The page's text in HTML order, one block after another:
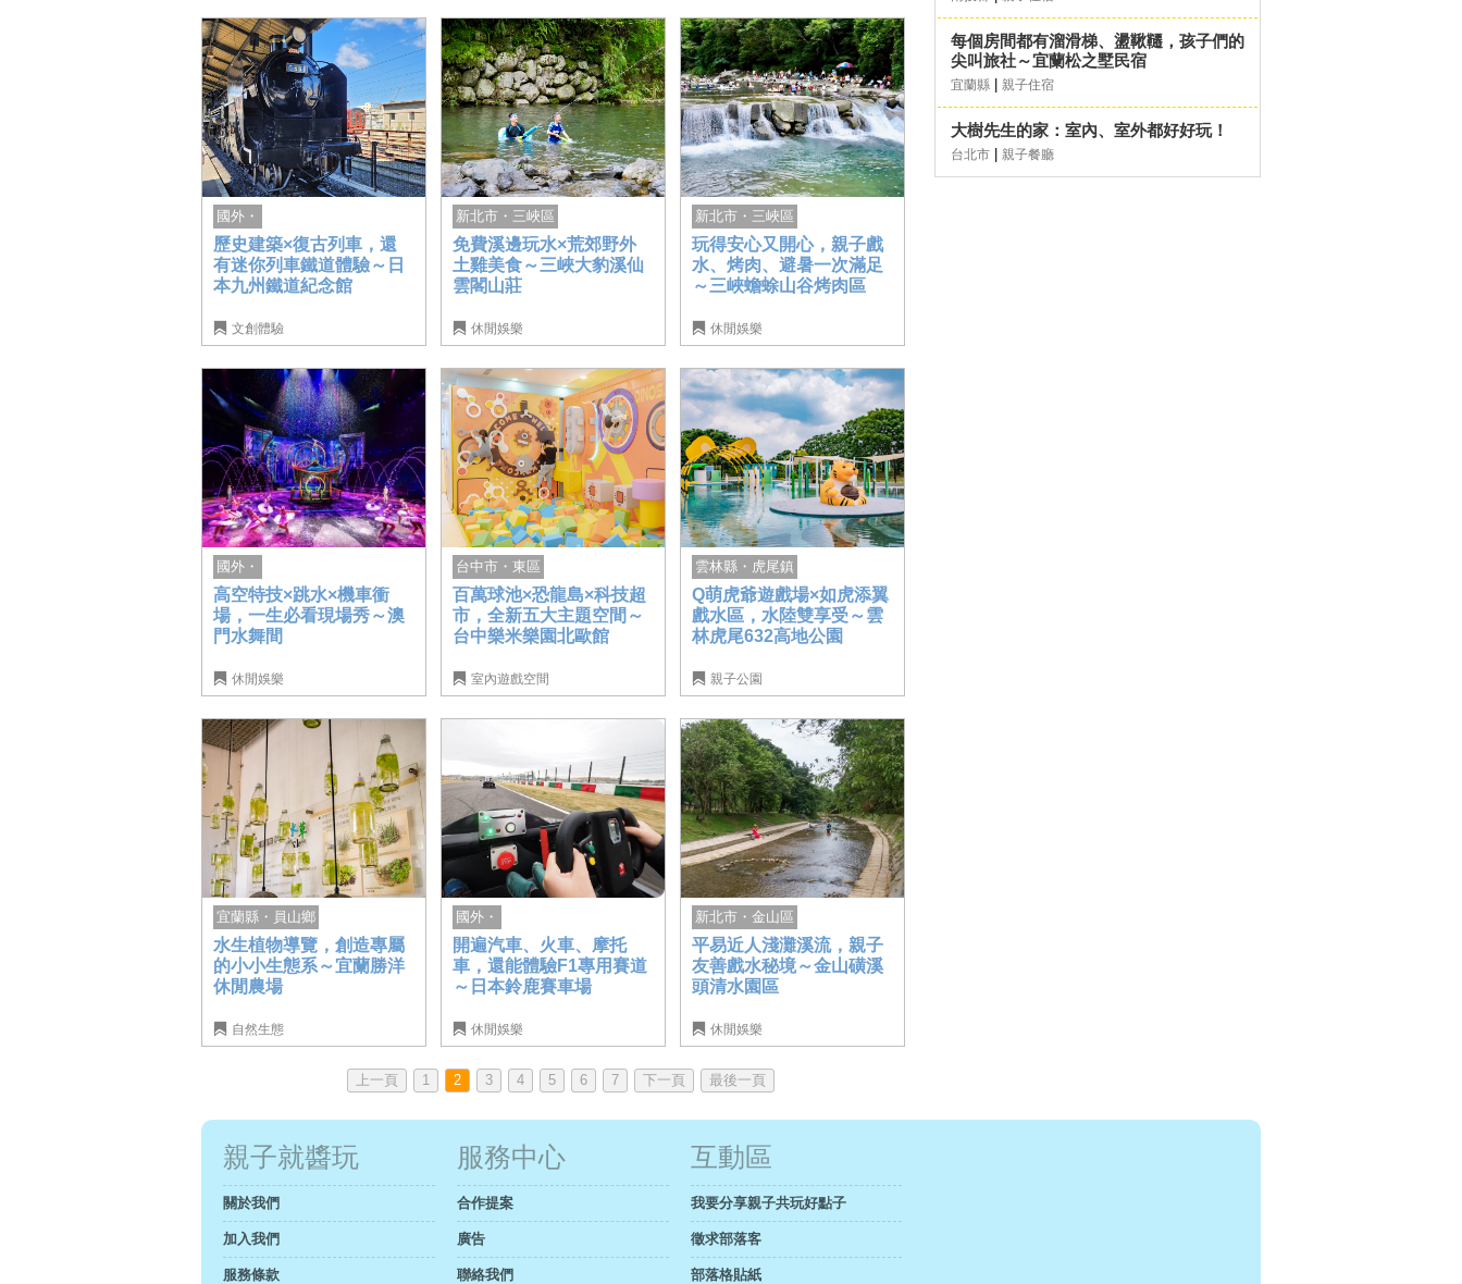
國外・
歷史建築×復古列車，還
有迷你列車鐵道體驗～日
本九州鐵道紀念館
文創體驗
新北市・三峽區
免費溪邊玩水×荒郊野外
土雞美食～三峽大豹溪仙
雲閣山莊
休閒娛樂
新北市・三峽區
玩得安心又開心，親子戲
水、烤肉、避暑一次滿足
～三峽蟾蜍山谷烤肉區
休閒娛樂
國外・
高空特技×跳水×機車衝
場，一生必看現場秀～澳
門水舞間
休閒娛樂
台中市・東區
百萬球池×恐龍島×科技超
市，全新五大主題空間～
台中樂米樂園北歐館
室內遊戲空間
雲林縣・虎尾鎮
Q萌虎爺遊戲場×如虎添翼
戲水區，水陸雙享受～雲
林虎尾632高地公園
親子公園
宜蘭縣・員山鄉
水生植物導覽，創造專屬
的小小生態系～宜蘭勝洋
休閒農場
自然生態
國外・
開遍汽車、火車、摩托
車，還能體驗F1專用賽道
～日本鈴鹿賽車場
休閒娛樂
新北市・金山區
平易近人淺灘溪流，親子
友善戲水秘境～金山磺溪
頭清水園區
休閒娛樂
上一頁 1 2 3 4 5 6 7 下一頁 最後一頁
每個房間都有溜滑梯、盪鞦韆，孩子們的
尖叫旅社～宜蘭松之墅民宿
宜蘭縣 親子住宿
大樹先生的家：室內、室外都好好玩！
台北市 親子餐廳
親子就醬玩
關於我們
加入我們
服務條款
服務中心
合作提案
廣告
聯絡我們
互動區
我要分享親子共玩好點子
徵求部落客
部落格貼紙